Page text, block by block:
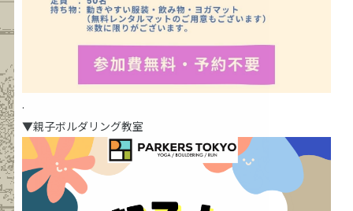
.
▼親子ボルダリング教室